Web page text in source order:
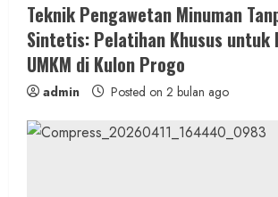
Teknik Pengawetan Minuman
Sintetis: Pelatihan Khusus untuk
UMKM di Kulon Progo
admin Posted on 2 bulan ago